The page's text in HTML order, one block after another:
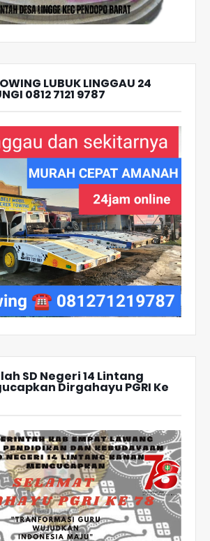
LUBUK LINGGAU 24
0812 7121 9787
SD Negeri 14 Lintang
Dirgahayu PGRI Ke